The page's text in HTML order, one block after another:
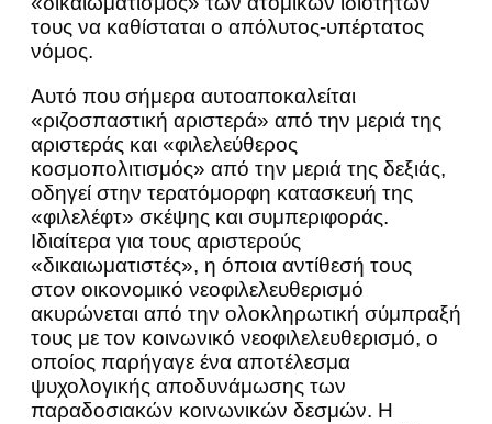
τους να καθίσταται ο απόλυτος-υπέρτατος
νόμος.
Αυτό που σήμερα αυτοαποκαλείται
«ριζοσπαστική αριστερά» από την μεριά της
αριστεράς και «φιλελεύθερος
κοσμοπολιτισμός» από την μεριά της δεξιάς,
οδηγεί στην τερατόμορφη κατασκευή της
«φιλελέφτ» σκέψης και συμπεριφοράς.
Ιδιαίτερα για τους αριστερούς
«δικαιωματιστές», η όποια αντίθεσή τους
στον οικονομικό νεοφιλελευθερισμό
ακυρώνεται από την ολοκληρωτική σύμπραξή
τους με τον κοινωνικό νεοφιλελευθερισμό, ο
οποίος παρήγαγε ένα αποτέλεσμα
ψυχολογικής αποδυνάμωσης των
παραδοσιακών κοινωνικών δεσμών. Η